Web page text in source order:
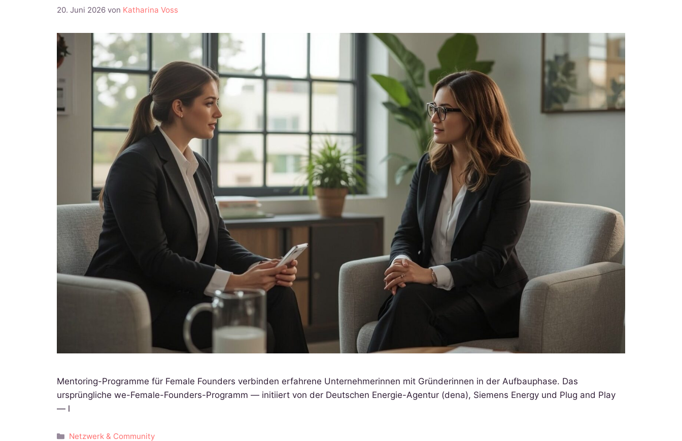
20. Juni 2026 von Katharina Voss
Mentoring-Programme für Female Founders verbinden erfahrene Unternehmerinnen mit Gründerinnen in der Aufbauphase. Das
ursprüngliche we-Female-Founders-Programm — initiiert von der Deutschen Energie-Agentur (dena), Siemens Energy und Plug and Play
— l
Kategorien
Netzwerk & Community